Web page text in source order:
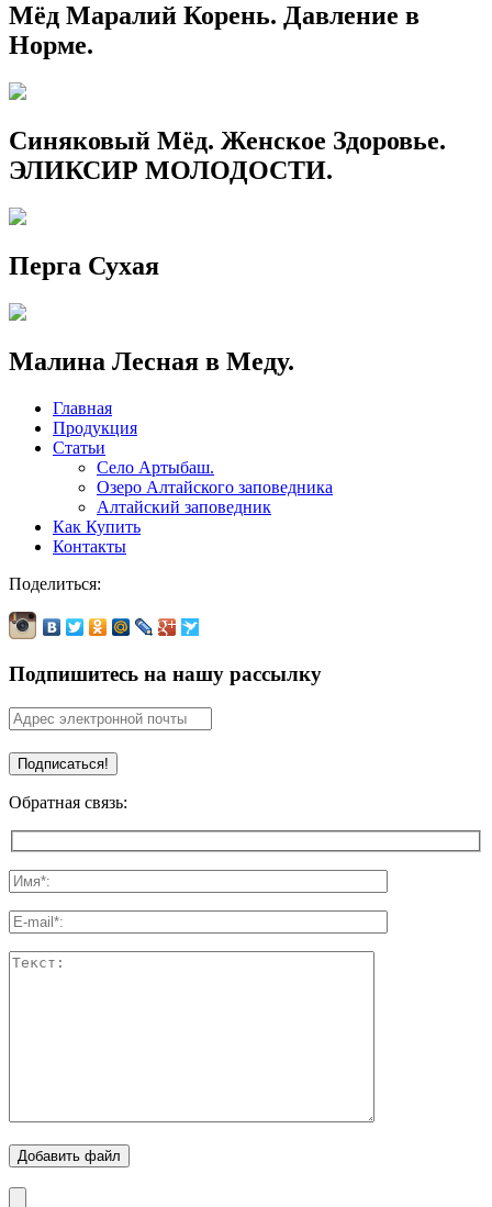
Мёд Маралий Корень. Давление в
Норме.
Синяковый Мёд. Женское Здоровье.
ЭЛИКСИР МОЛОДОСТИ.
Перга Сухая
Малина Лесная в Меду.
Главная
Продукция
Статьи
Село Артыбаш.
Озеро Алтайского заповедника
Алтайский заповедник
Как Купить
Контакты
Поделиться:
Подпишитесь на нашу рассылку
Обратная связь:
Добавить файл